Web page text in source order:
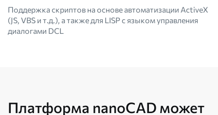
Поддержка скриптов на основе автоматизации ActiveX
(JS, VBS и т.д.), а также для LISP с языком управления
диалогами DCL
Платформа nanoCAD может